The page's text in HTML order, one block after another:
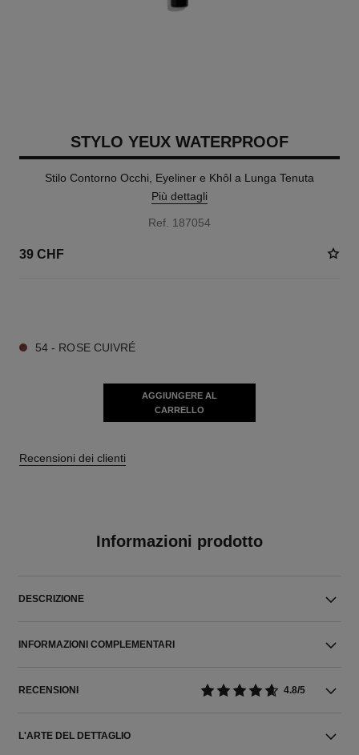
STYLO YEUX WATERPROOF
Stilo Contorno Occhi, Eyeliner e Khôl a Lunga Tenuta
Più dettagli
Ref. 187054
39 CHF
54 - ROSE CUIVRÉ
AGGIUNGERE AL
CARRELLO
Recensioni dei clienti
Informazioni prodotto
DESCRIZIONE
INFORMAZIONI COMPLEMENTARI
RECENSIONI 4.8/5
L'ARTE DEL DETTAGLIO